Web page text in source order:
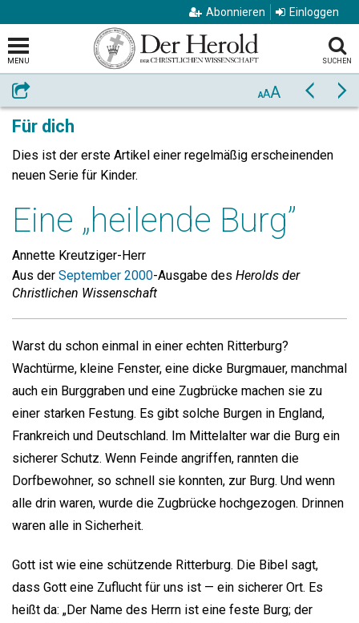
Abonnieren Einloggen
MENU SUCHEN
Weiterempfehlen AAA Zurück
Für dich
Dies ist der erste Artikel einer regelmäßig erscheinenden
neuen Serie für Kinder.
Eine „heilende Burg”
Annette Kreutziger-Herr
Aus der September 2000-Ausgabe des Herolds der
Christlichen Wissenschaft
Warst du schon einmal in einer echten Ritterburg?
Wachtürme, kleine Fenster, eine dicke Burgmauer, manchmal
auch ein Burggraben und eine Zugbrücke machen sie zu
einer starken Festung. Es gibt solche Burgen in England,
Frankreich und Deutschland. Im Mittelalter war die Burg ein
sicherer Schutz. Wenn Feinde angriffen, rannten die
Dorfbewohner, so schnell sie konnten, zur Burg. Und wenn
alle drin waren, wurde die Zugbrücke hochgezogen. Drinnen
waren alle in Sicherheit.
Gott ist wie eine schützende Ritterburg. Die Bibel sagt,
dass Gott eine Zuflucht für uns ist — ein sicherer Ort. Es
heißt da: „Der Name des Herrn ist eine feste Burg; der